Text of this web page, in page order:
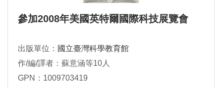
參加2008年美國英特爾國際科技展覽會
出版單位： 國立臺灣科學教育館
作/編/譯者：蘇意涵等10人
GPN：1009703419